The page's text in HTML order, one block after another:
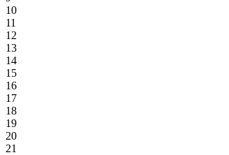
10
11
12
13
14
15
16
17
18
19
20
21